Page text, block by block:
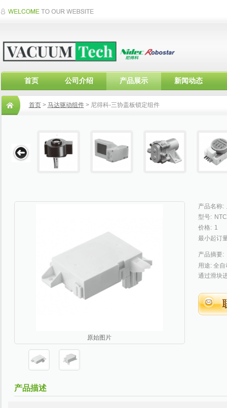
首页 公司介绍 产品展示 新闻动态
首页> 马达驱动组件> 尼得科-三协盖板锁定组件
原始图片
产品名称:
型号:
价格: 1
最小起订
产品摘要:
用途: 全
通过滑块
产品描述